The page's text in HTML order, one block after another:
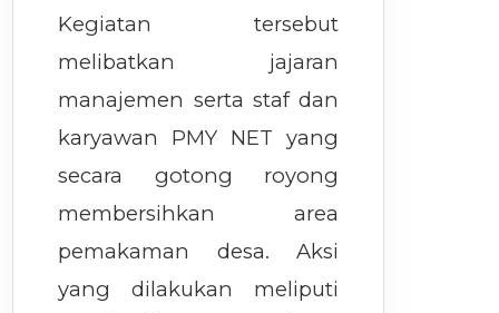
Kegiatan tersebut
melibatkan jajaran
manajemen serta staf dan
karyawan PMY NET yang
secara gotong royong
membersihkan area
pemakaman desa. Aksi
yang dilakukan meliputi